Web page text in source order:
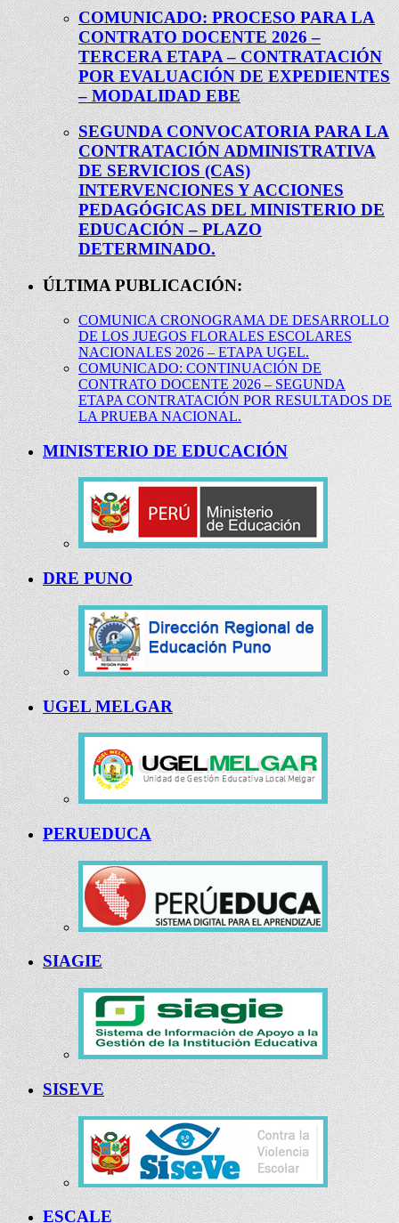
COMUNICADO: PROCESO PARA LA
CONTRATO DOCENTE 2026 –
TERCERA ETAPA – CONTRATACIÓN
POR EVALUACIÓN DE EXPEDIENTES
– MODALIDAD EBE
SEGUNDA CONVOCATORIA PARA LA
CONTRATACIÓN ADMINISTRATIVA
DE SERVICIOS (CAS)
INTERVENCIONES Y ACCIONES
PEDAGÓGICAS DEL MINISTERIO DE
EDUCACIÓN – PLAZO
DETERMINADO.
ÚLTIMA PUBLICACIÓN:
COMUNICA CRONOGRAMA DE DESARROLLO
DE LOS JUEGOS FLORALES ESCOLARES
NACIONALES 2026 – ETAPA UGEL.
COMUNICADO: CONTINUACIÓN DE
CONTRATO DOCENTE 2026 – SEGUNDA
ETAPA CONTRATACIÓN POR RESULTADOS DE
LA PRUEBA NACIONAL.
MINISTERIO DE EDUCACIÓN
DRE PUNO
UGEL MELGAR
PERUEDUCA
SIAGIE
SISEVE
ESCALE